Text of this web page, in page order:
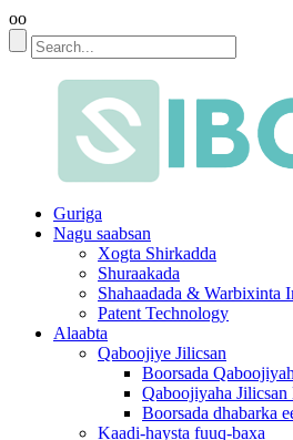
oo
Guriga
Nagu saabsan
Xogta Shirkadda
Shuraakada
Shahaadada & Warbixinta
Patent Technology
Alaabta
Qaboojiye Jilicsan
Boorsada
Qaboojiyaha Jilicsan
Boorsada dhabarka
Kaadi-haysta fuuq-baxa